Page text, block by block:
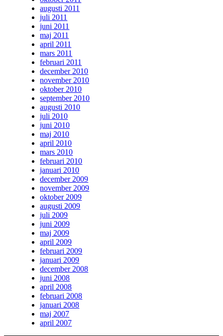
augusti 2011
juli 2011
juni 2011
maj 2011
april 2011
mars 2011
februari 2011
december 2010
november 2010
oktober 2010
september 2010
augusti 2010
juli 2010
juni 2010
maj 2010
april 2010
mars 2010
februari 2010
januari 2010
december 2009
november 2009
oktober 2009
augusti 2009
juli 2009
juni 2009
maj 2009
april 2009
februari 2009
januari 2009
december 2008
juni 2008
april 2008
februari 2008
januari 2008
maj 2007
april 2007